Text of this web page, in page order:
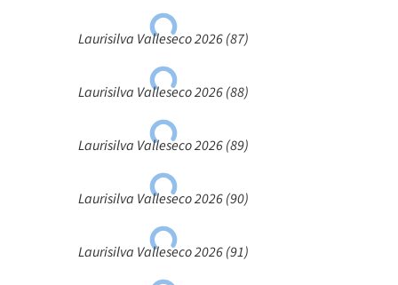
Laurisilva Valleseco 2026 (87)
Laurisilva Valleseco 2026 (88)
Laurisilva Valleseco 2026 (89)
Laurisilva Valleseco 2026 (90)
Laurisilva Valleseco 2026 (91)